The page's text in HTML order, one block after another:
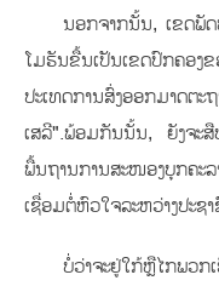
ນອກຈາກນັ້ນ, ເຂດພັດ
ໂມຮັນຂື້ນເປັນເຂດປົກຄອງຂ
ປະເທດການສົ່ງອອກມາດຕ
ເສລີ".ພ້ອມກັນນັ້ນ, ຍັງຈະສື
ພື້ນຖານການສະໜອງບຸກຄະ
ເຊື່ອມຕໍ່ຫົວໃຈລະຫວ່າງປະຊ
ບໍ່ວ່າຈະຢູ່ໃກ້ຫຼືໄກພວ